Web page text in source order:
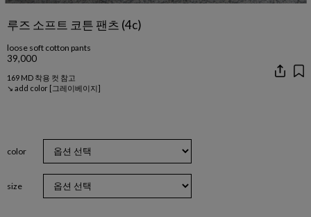
루즈 소프트 코튼 팬츠 (4c)
loose soft cotton pants
39,000
169 MD 착용 컷 참고
↘ add color [그레이베이지]
color
size